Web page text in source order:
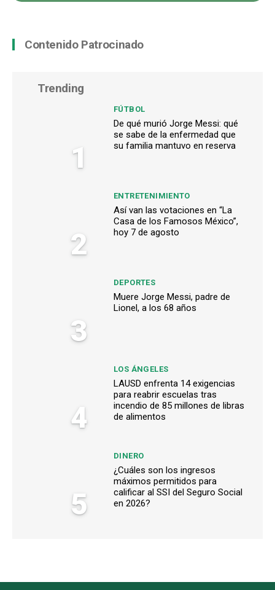
Contenido Patrocinado
Trending
1
FÚTBOL
De qué murió Jorge Messi: qué
se sabe de la enfermedad que
su familia mantuvo en reserva
2
ENTRETENIMIENTO
Así van las votaciones en “La
Casa de los Famosos México”,
hoy 7 de agosto
3
DEPORTES
Muere Jorge Messi, padre de
Lionel, a los 68 años
4
LOS ÁNGELES
LAUSD enfrenta 14 exigencias
para reabrir escuelas tras
incendio de 85 millones de libras
de alimentos
5
DINERO
¿Cuáles son los ingresos
máximos permitidos para
calificar al SSI del Seguro Social
en 2026?